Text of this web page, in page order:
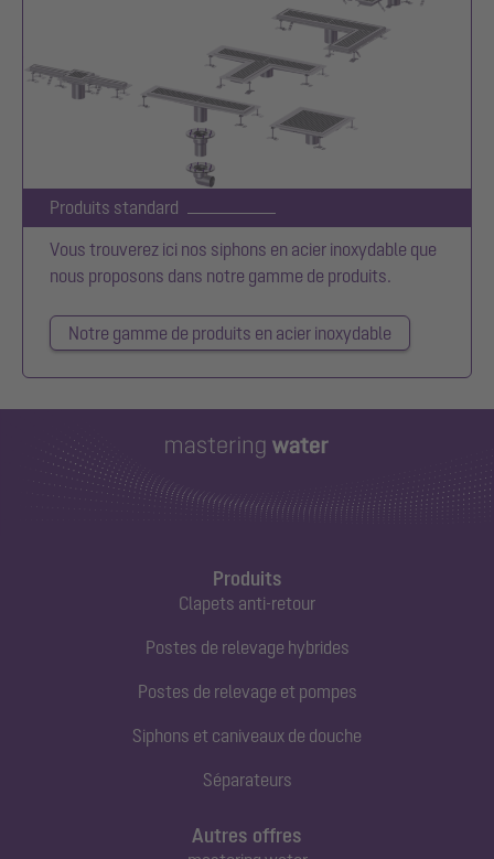
Produits standard
Vous trouverez ici nos siphons en acier inoxydable que
nous proposons dans notre gamme de produits.
Notre gamme de produits en acier inoxydable
Produits
Clapets anti-retour
Postes de relevage hybrides
Postes de relevage et pompes
Siphons et caniveaux de douche
Séparateurs
Autres offres